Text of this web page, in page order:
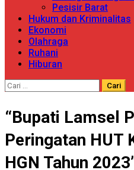
Pesisir Barat
Hukum dan Kriminalitas
Ekonomi
Olahraga
Ruhani
Hiburan
Cari
“Bupati Lamsel
Peringatan HUT
HGN Tahun